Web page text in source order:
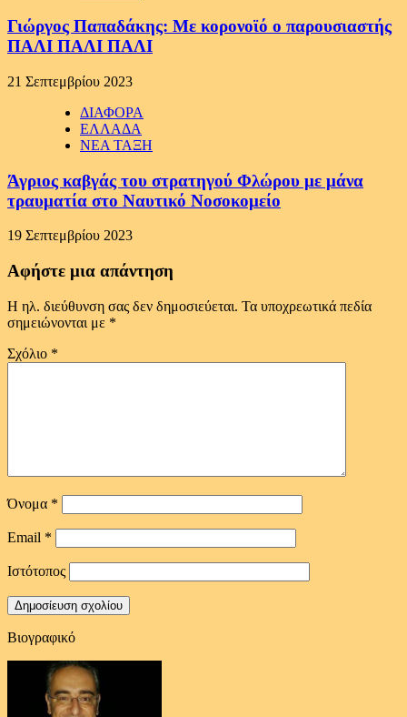
Γιώργος Παπαδάκης: Με κορονοϊό ο παρουσιαστής
ΠΑΛΙ ΠΑΛΙ ΠΑΛΙ
21 Σεπτεμβρίου 2023
ΔΙΑΦΟΡΑ
ΕΛΛΑΔΑ
ΝΕΑ ΤΑΞΗ
Άγριος καβγάς του στρατηγού Φλώρου με μάνα
τραυματία στο Ναυτικό Νοσοκομείο
19 Σεπτεμβρίου 2023
Αφήστε μια απάντηση
Η ηλ. διεύθυνση σας δεν δημοσιεύεται. Τα υποχρεωτικά πεδία
σημειώνονται με *
Σχόλιο *
Όνομα *
Email *
Ιστότοπος
Βιογραφικό